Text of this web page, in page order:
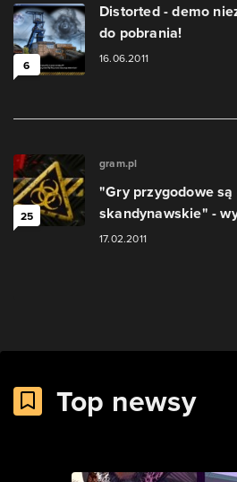
6
Distorted - demo
do pobrania!
16.06.2011
25
gram.pl
"Gry przygodowe
skandynawskie" -
17.02.2011
Top newsy